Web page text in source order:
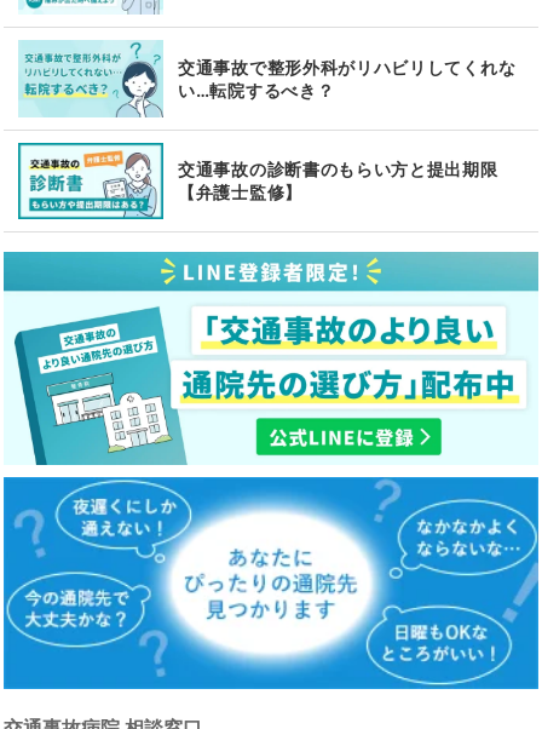
交通事故で整形外科がリハビリしてくれな
い…転院するべき？
交通事故の診断書のもらい方と提出期限
【弁護士監修】